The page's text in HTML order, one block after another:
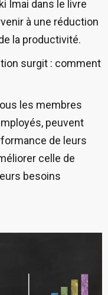
Imai dans le livre
à une réduction
la productivité.
surgit : comment
les membres
peuvent
de leurs
celle de
besoins